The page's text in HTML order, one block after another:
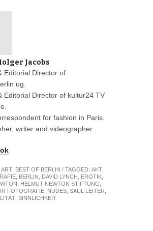
Jacobs
Editorial Director of
ug.
Editorial Director of kultur24 TV
for fashion in Paris.
writer and videographer.
ART, BEST OF BERLIN / TAGGED: AKT,
, BERLIN DAVID LYNCH EROTIK,
HELMUT NEWTON STIFTUNG
FOTOGRAFIE, NUDES, SAUL LEITER
, SINNLICHKEIT